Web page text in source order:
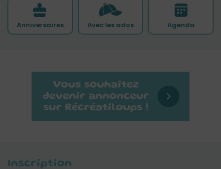
Anniversaires Avec les ados Agenda
Inscription